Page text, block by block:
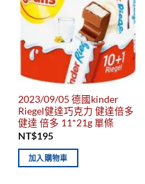
2023/09/05 德國kinder
Riegel健達巧克力 健達倍多
健達 倍多 11*21g 單條
NT$195
加入購物車